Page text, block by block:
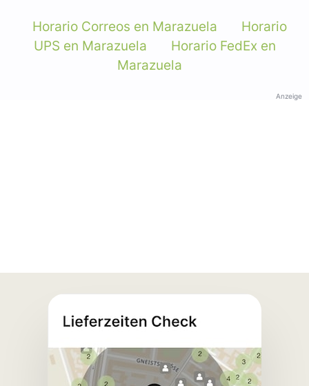
Horario Correos en Marazuela
Horario
UPS en Marazuela
Horario FedEx en
Marazuela
Anzeige